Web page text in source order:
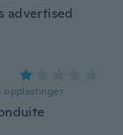
advertised
opplastinger